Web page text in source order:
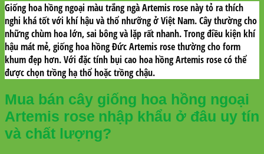
Giống hoa hồng ngoại màu trắng ngà Artemis rose này tỏ ra thích
nghi khá tốt với khí hậu và thổ nhưỡng ở Việt Nam. Cây thường cho
những chùm hoa lớn, sai bông và lặp rất nhanh. Trong điều kiện khí
hậu mát mẻ, giống hoa hồng Đức Artemis rose thường cho form
khum đẹp hơn. Với đặc tính bụi cao hoa hồng Artemis rose có thể
được chọn trồng hạ thổ hoặc trồng chậu.
Mua bán cây giống hoa hồng ngoại
Artemis rose nhập khẩu ở đâu uy tín
và chất lượng?